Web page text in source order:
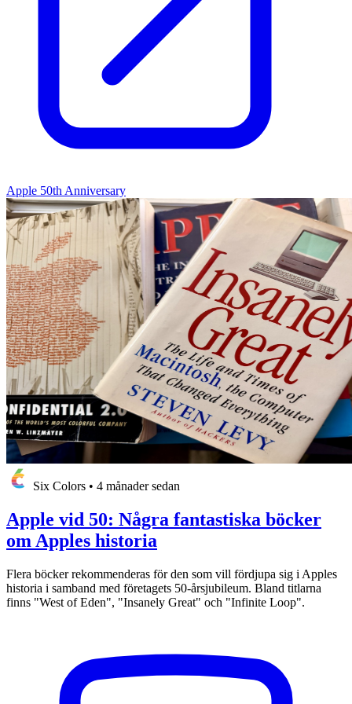
Apple 50th Anniversary
Six Colors • 4 månader sedan
Apple vid 50: Några fantastiska böcker
om Apples historia
Flera böcker rekommenderas för den som vill fördjupa sig i Apples
historia i samband med företagets 50-årsjubileum. Bland titlarna
finns "West of Eden", "Insanely Great" och "Infinite Loop".